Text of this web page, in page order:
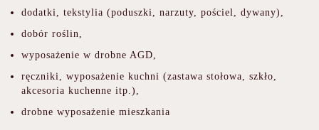
dodatki, tekstylia (poduszki, narzuty, pościel, dywany),
dobór roślin,
wyposażenie w drobne AGD,
ręczniki, wyposażenie kuchni (zastawa stołowa, szkło,
akcesoria kuchenne itp.),
drobne wyposażenie mieszkania